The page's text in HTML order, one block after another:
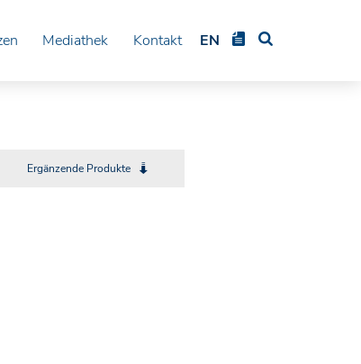
Mediathek Kontakt EN
Ergänzende Produkte